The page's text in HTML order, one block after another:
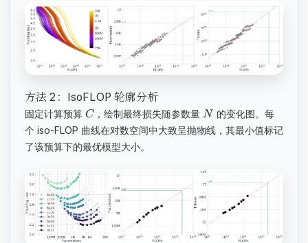
方法 2：IsoFLOP 轮廓分析
固定计算预算 C ，绘制最终损失随参数量 N 的变化图。每
个 iso-FLOP 曲线在对数空间中大致呈抛物线，其最小值标记
了该预算下的最优模型大小。